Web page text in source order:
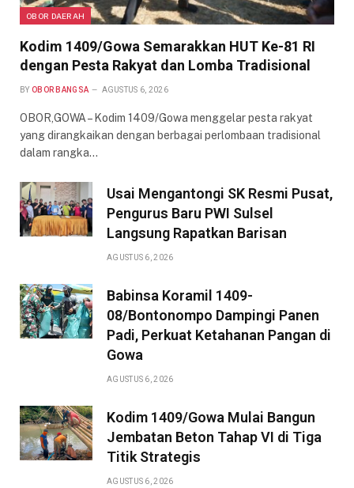
OBOR DAERAH
Kodim 1409/Gowa Semarakkan HUT Ke-81 RI
dengan Pesta Rakyat dan Lomba Tradisional
BY OBOR BANGSA AGUSTUS 6, 2026
OBOR,GOWA – Kodim 1409/Gowa menggelar pesta rakyat
yang dirangkaikan dengan berbagai perlombaan tradisional
dalam rangka…
Usai Mengantongi SK Resmi Pusat,
Pengurus Baru PWI Sulsel
Langsung Rapatkan Barisan
AGUSTUS 6, 2026
Babinsa Koramil 1409-
08/Bontonompo Dampingi Panen
Padi, Perkuat Ketahanan Pangan di
Gowa
AGUSTUS 6, 2026
Kodim 1409/Gowa Mulai Bangun
Jembatan Beton Tahap VI di Tiga
Titik Strategis
AGUSTUS 6, 2026